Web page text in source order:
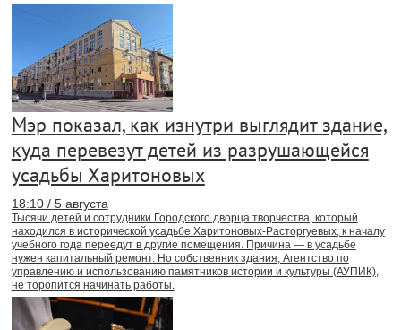
Мэр показал, как изнутри выглядит здание,
куда перевезут детей из разрушающейся
усадьбы Харитоновых
18:10 / 5 августа
Тысячи детей и сотрудники Городского дворца творчества, который
находился в исторической усадьбе Харитоновых-Расторгуевых, к началу
учебного года переедут в другие помещения. Причина — в усадьбе
нужен капитальный ремонт. Но собственник здания, Агентство по
управлению и использованию памятников истории и культуры (АУПИК),
не торопится начинать работы.